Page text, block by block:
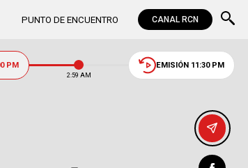
PUNTO DE ENCUENTRO CANAL RCN
PM
2:59 AM
EMISIÓN 11:30 PM